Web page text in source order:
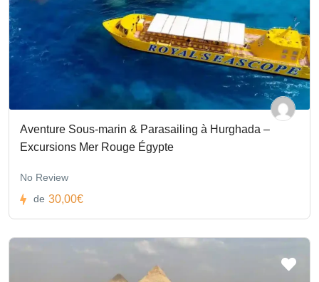
Aventure Sous-marin & Parasailing à Hurghada –
Excursions Mer Rouge Égypte
No Review
de 30,00€